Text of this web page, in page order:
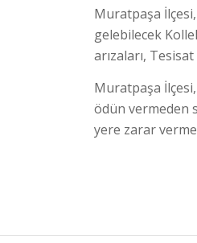
Muratpaşa İlçesi,
gelebilecek
arızaları,
Muratpaşa İlçesi,
ödün vermeden
yere zarar